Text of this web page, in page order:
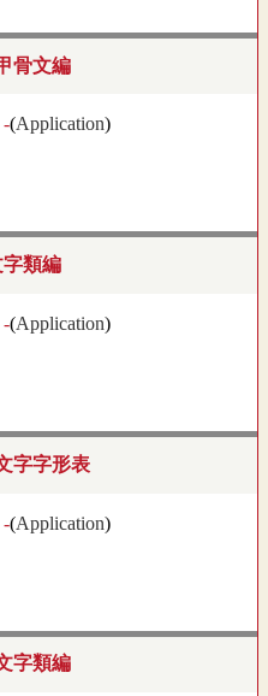
骨文編
-(Application)
類編
-(Application)
字字形表
-(Application)
字類編